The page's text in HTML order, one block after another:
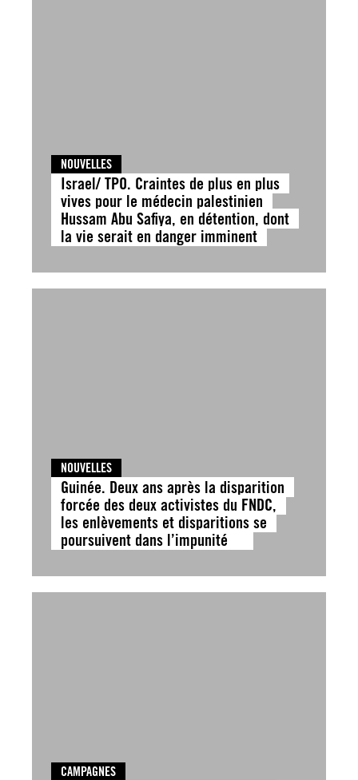
NOUVELLES
Israel/ TPO. Craintes de plus en plus
vives pour le médecin palestinien
Hussam Abu Safiya, en détention, dont
la vie serait en danger imminent
NOUVELLES
Guinée. Deux ans après la disparition
forcée des deux activistes du FNDC,
les enlèvements et disparitions se
poursuivent dans l’impunité
CAMPAGNES